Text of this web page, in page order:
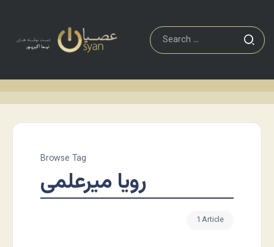
Browse Tag
رویا میرعلمی
1 Article